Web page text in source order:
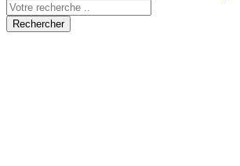
Rechercher